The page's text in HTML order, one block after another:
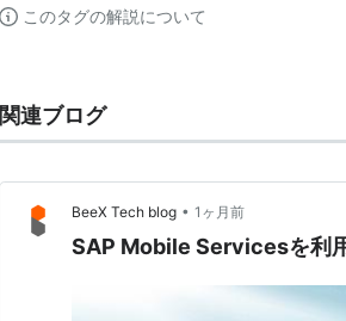
このタグの解説について
関連ブログ
BeeX Tech blog • 1ヶ月前
SAP Mobile Servicesを利